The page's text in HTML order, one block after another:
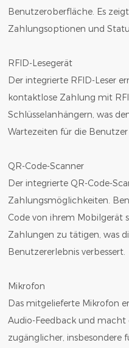
Benutzeroberfläche. Es
Zahlungsoptionen und
RFID-Lesegerät
Der integrierte RFID-Leser
kontaktlose Zahlung mit
Schlüsselanhängern, was
Wartezeiten für die Benutzer
QR-Code-Scanner
Der integrierte QR-Code-
Zahlungsmöglichkeiten.
Code von ihrem Mobilgerät
Zahlungen zu tätigen, was
Benutzererlebnis verbessert.
Mikrofon
Das mitgelieferte Mikrofon
Audio-Feedback und macht
zugänglicher, insbesondere